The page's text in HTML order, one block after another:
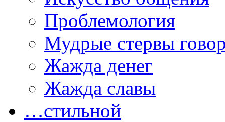
Проблемология
Мудрые стервы
Жажда денег
Жажда славы
…стильной